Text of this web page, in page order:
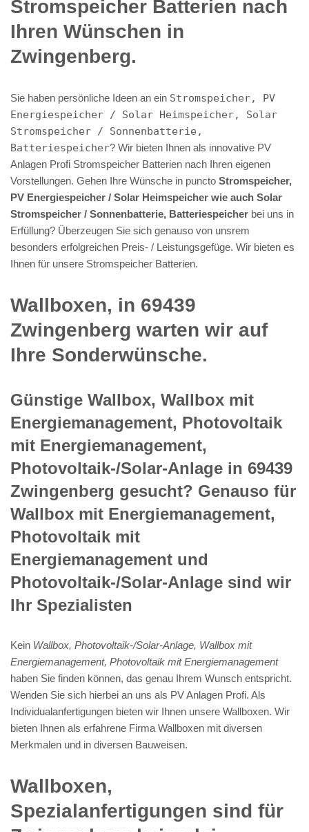
Stromspeicher Batterien nach
Ihren Wünschen in
Zwingenberg.
Sie haben persönliche Ideen an ein Stromspeicher, PV
Energiespeicher / Solar Heimspeicher, Solar
Stromspeicher / Sonnenbatterie,
Batteriespeicher? Wir bieten Ihnen als innovative PV
Anlagen Profi Stromspeicher Batterien nach Ihren eigenen
Vorstellungen. Gehen Ihre Wünsche in puncto Stromspeicher,
PV Energiespeicher / Solar Heimspeicher wie auch Solar
Stromspeicher / Sonnenbatterie, Batteriespeicher bei uns in
Erfüllung? Überzeugen Sie sich genauso von unsrem
besonders erfolgreichen Preis- / Leistungsgefüge. Wir bieten es
Ihnen für unsere Stromspeicher Batterien.
Wallboxen, in 69439
Zwingenberg warten wir auf
Ihre Sonderwünsche.
Günstige Wallbox, Wallbox mit
Energiemanagement, Photovoltaik
mit Energiemanagement,
Photovoltaik-/Solar-Anlage in 69439
Zwingenberg gesucht? Genauso für
Wallbox mit Energiemanagement,
Photovoltaik mit
Energiemanagement und
Photovoltaik-/Solar-Anlage sind wir
Ihr Spezialisten
Kein Wallbox, Photovoltaik-/Solar-Anlage, Wallbox mit
Energiemanagement, Photovoltaik mit Energiemanagement
haben Sie finden können, das genau Ihrem Wunsch entspricht.
Wenden Sie sich hierbei an uns als PV Anlagen Profi. Als
Individualanfertigungen bieten wir Ihnen unsere Wallboxen. Wir
bieten Ihnen als erfahrene Firma Wallboxen mit diversen
Merkmalen und in diversen Bauweisen.
Wallboxen,
Spezialanfertigungen sind für